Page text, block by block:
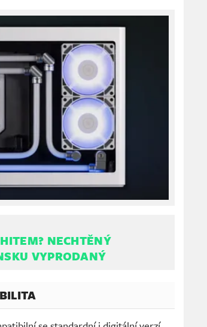
NECHTĚNÝ
VYPRODANÝ